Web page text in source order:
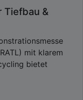
Tiefbau &
mit klarem
bietet